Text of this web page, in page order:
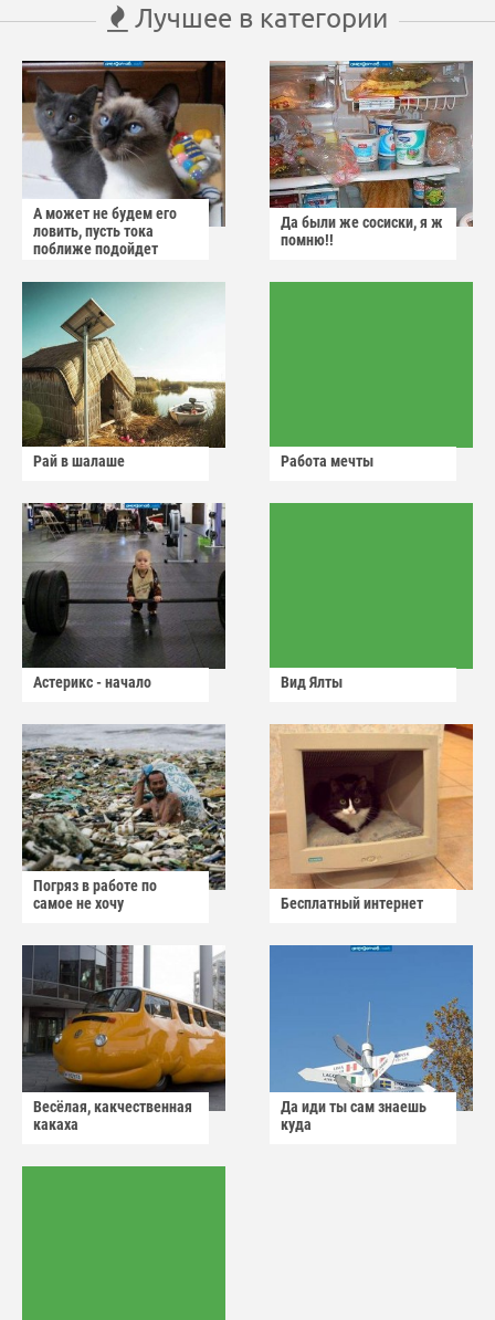
Лучшее в категории
А может не будем его
ловить, пусть тока
поближе подойдет
Да были же сосиски, я ж
помню!!
Рай в шалаше Работа мечты
Астерикс - начало Вид Ялты
Погряз в работе по
самое не хочу
Бесплатный интернет
Весёлая, какчественная
какаха
Да иди ты сам знаешь
куда